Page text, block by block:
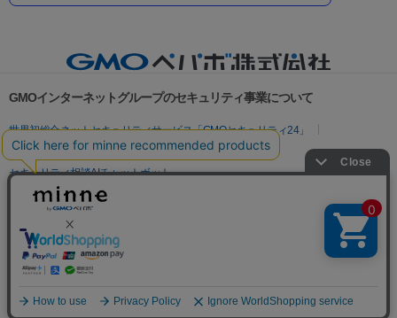
GMOインターネットグループのセキュリティ事業について
世界初総合ネットセキュリティサービス「GMOセキュリティ24」
パスワード漏洩診断
Webサイトリスク診断
セキュリティ相談AIチャットボット
実在証明・盗聴対策
サイバー攻撃対策（GMO Flatt Security）
セキュリティ事業の軌跡